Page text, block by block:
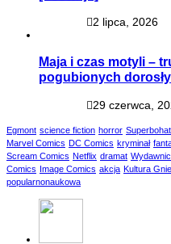
2 lipca, 2026
Maja i czas motyli –
pogubionych
29 czerwca,
Egmont science fiction horror
Marvel Comics DC Comics kryminał
Scream Comics Netflix dramat
Comics Image Comics akcja Kultura
popularnonaukowa